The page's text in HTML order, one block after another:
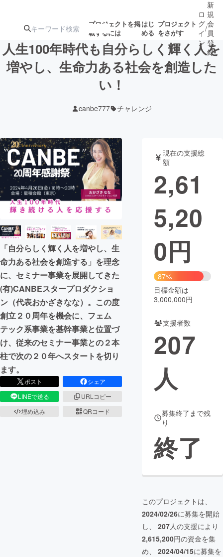
プロジェクトを掲
載するには
はじ
める
プロジェクト
をさがす
注目の新着プロ
テクノロジー・ガジェット
映像・映画 書籍・雑誌
ビジネス・起業 チャレンジ
まちづくり・地域活性化
CAMPFIRE for Social Good
CAMPFIRE Creation
CAMPFIREふるさと納税
コミュニティ
ロ
グ
イ
ン
/
新
規
会
員
登
録
人生100年時代も自分らしく輝く人を
増やし、生命力ある社会を創造した
い！
canbe777 チャレンジ
「自分らしく輝く人を増やし、生
命力ある社会を創造する」を理念
に、セミナー事業を展開してきた
(有)CANBEスタープロダクショ
ン（代表おかざきなな）。この度
創立２０周年を機会に、フェム
テック系事業を基幹事業と位置づ
け、従来のセミナー事業との２本
柱で次の２０年へスタートを切り
ます。
ポスト
シェア
LINEで送る
URLコピー
埋め込み
QRコード
現在の支援総
額
2,61
5,20
0円
87%
目標金額は
3,000,000円
支援者数
207
人
募集終了まで残
り
終了
このプロジェクトは、
2024/02/26に募集を開始
し、 207人の支援により
2,615,200円の資金を集
め、 2024/04/15に募集を